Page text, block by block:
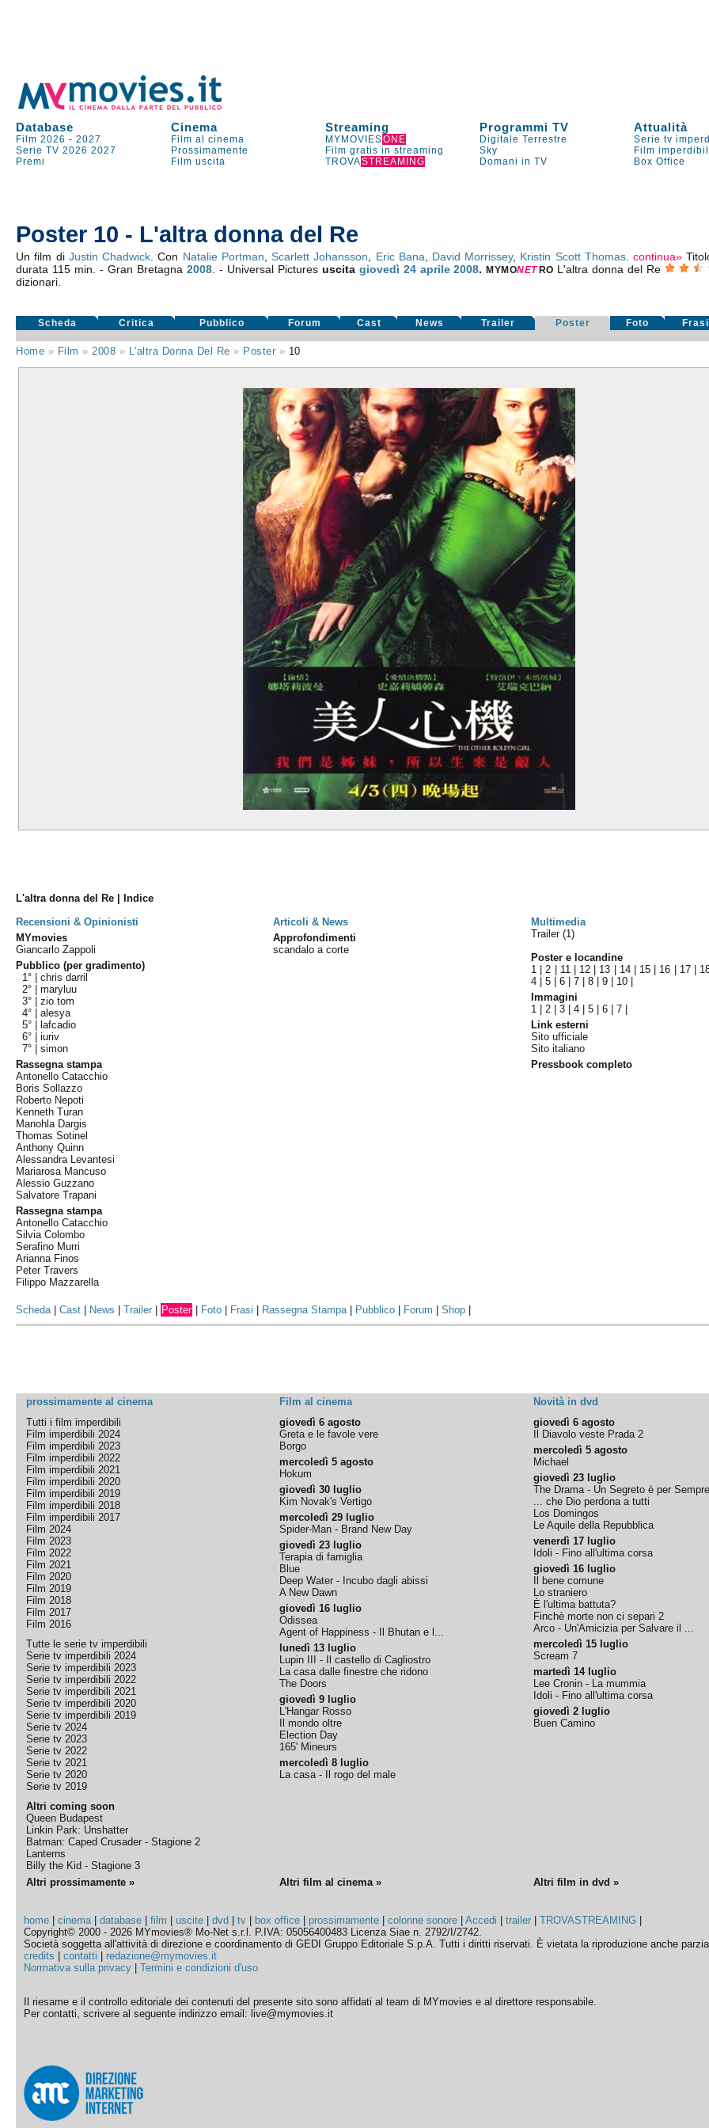
Database Cinema Streaming Programmi TV Attualità
Film 2026 -2027 Film al cinema MYMOVIESONE Digitale Terrestre Serie tv
Serie TV 2026 2027 Prossimamente Film gratis in streaming Sky Film
Premi
Film uscita TROVASTREAMING Domani in TV Box Office
Poster 10 - L'altra donna del Re
Un film di Justin Chadwick . Con Natalie Portman ,Scarlett Johansson Eric Bana David Morrissey, Kristin Scott Thomas.continua»
durata 115 min. - Gran Bretagna 2008. - Universal Pictures uscita giovedì 24 aprile 2008.MYMONET RO L'altra donna del Re
dizionari.
Scheda Critica Pubblico Forum Cast News Trailer Poster Foto Frasi
Home » Film » 2008 » L'altra Donna Del Re » Poster » 10
L'altra donna del Re | Indice
Recensioni & Opinionisti
Articoli & News Multimedia
MYmovies
Giancarlo Zappoli
Pubblico (per gradimento)
1° |chris darril
2° |maryluu
3° |zio tom
4° |alesya
5° |
lafcadio
6° |iuriv
7° |simon
Rassegna stampa
Antonello Catacchio
Boris Sollazzo
Roberto Nepoti
Kenneth Turan
Manohla Dargis
Thomas Sotinel
Anthony Quinn
Alessandra Levantesi
Mariarosa Mancuso
Alessio Guzzano
Salvatore Trapani
Rassegna stampa
Antonello Catacchio
Silvia Colombo
Serafino Murri
Arianna Finos
Peter Travers
Filippo Mazzarella
Approfondimenti
scandalo a corte
Trailer (1)
Poster e locandine
1 |2 11| 12 13 14| 15 16 17|
4 |5 |6 |7 |8 |9 10
Immagini
1 |2 |3 |4 |5 |6 |7
Link esterni
Sito ufficiale
Sito italiano
Pressbook completo
Scheda|Cast News |Trailer Poster Foto Frasi Rassegna Stampa| Pubblico Forum |Shop
prossimamente al cinema Film al cinema Novità in dvd
Tutti i film imperdibili
Film imperdibili 2024
Film imperdibili 2023
Film imperdibili 2022
Film imperdibili 2021
Film imperdibili 2020
Film imperdibili 2019
Film imperdibili 2018
Film imperdibili 2017
Film 2024
Film 2023
Film 2022
Film 2021
Film 2020
Film 2019
Film 2018
Film 2017
Film 2016
Tutte le serie tv imperdibili
Serie tv imperdibili 2024
Serie tv imperdibili 2023
Serie tv imperdibili 2022
Serie tv imperdibili 2021
Serie tv imperdibili 2020
Serie tv imperdibili 2019
Serie tv 2024
Serie tv 2023
Serie tv 2022
Serie tv 2021
Serie tv 2020
Serie tv 2019
Altri coming soon
Queen Budapest
Linkin Park: Unshatter
Batman: Caped Crusader - Stagione 2
Lanterns
Billy the Kid - Stagione 3
giovedì 6 agosto
Greta e le favole vere
Borgo
mercoledì 5 agosto
Hokum
giovedì 30 luglio
Kim Novak's Vertigo
mercoledì 29 luglio
Spider-Man - Brand New Day
giovedì 23 luglio
Terapia di famiglia
Blue
Deep Water - Incubo dagli abissi
A New Dawn
giovedì 16 luglio
Odissea
Agent of Happiness - Il Bhutan e l...
lunedì 13 luglio
Lupin III - Il castello di Cagliostro
La casa dalle finestre che ridono
The Doors
giovedì 9 luglio
L'Hangar Rosso
Il mondo oltre
Election Day
165' Mineurs
mercoledì 8 luglio
La casa - Il rogo del male
giovedì 6 agosto
Il Diavolo veste Prada 2
mercoledì 5 agosto
Michael
giovedì 23 luglio
The Drama - Un Segreto è per Sempre
... che Dio perdona a tutti
Los Domingos
Le Aquile della Repubblica
venerdì 17 luglio
Idoli - Fino all'ultima corsa
giovedì 16 luglio
Il bene comune
Lo straniero
È l'ultima battuta?
Finchè morte non ci separi 2
Arco - Un'Amicizia per Salvare il ...
mercoledì 15 luglio
Scream 7
martedì 14 luglio
Lee Cronin - La mummia
Idoli - Fino all'ultima corsa
giovedì 2 luglio
Buen Camino
Altri prossimamente » Altri film al cinema » Altri film in dvd »
home |cinema|database |film |uscite |dvd |tv box office prossimamente |colonne sonore |Accedi |trailer |TROVASTREAMING
Copyright© 2000 - 2026 MYmovies® Mo-Net s.r.l. P.IVA: 05056400483 Licenza Siae n. 2792/I/2742.
Società soggetta all'attività di direzione e coordinamento di GEDI Gruppo Editoriale S.p.A. Tutti i diritti riservati. È vietata la riproduzione anche
credits |contatti
redazione@mymovies.it
Normativa sulla privacy |Termini e condizioni d'uso
Il riesame e il controllo editoriale dei contenuti del presente sito sono affidati al team di MYmovies e al direttore responsabile.
Per contatti, scrivere al seguente indirizzo email: live@mymovies.it